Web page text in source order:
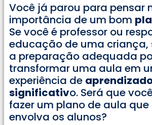
Você já parou para pensar
importância de um bom
Se você é professor ou
educação de uma criança,
a preparação adequada
transformar uma aula em
experiência de
significativo. Será que
fazer um plano de aula
envolva os alunos?